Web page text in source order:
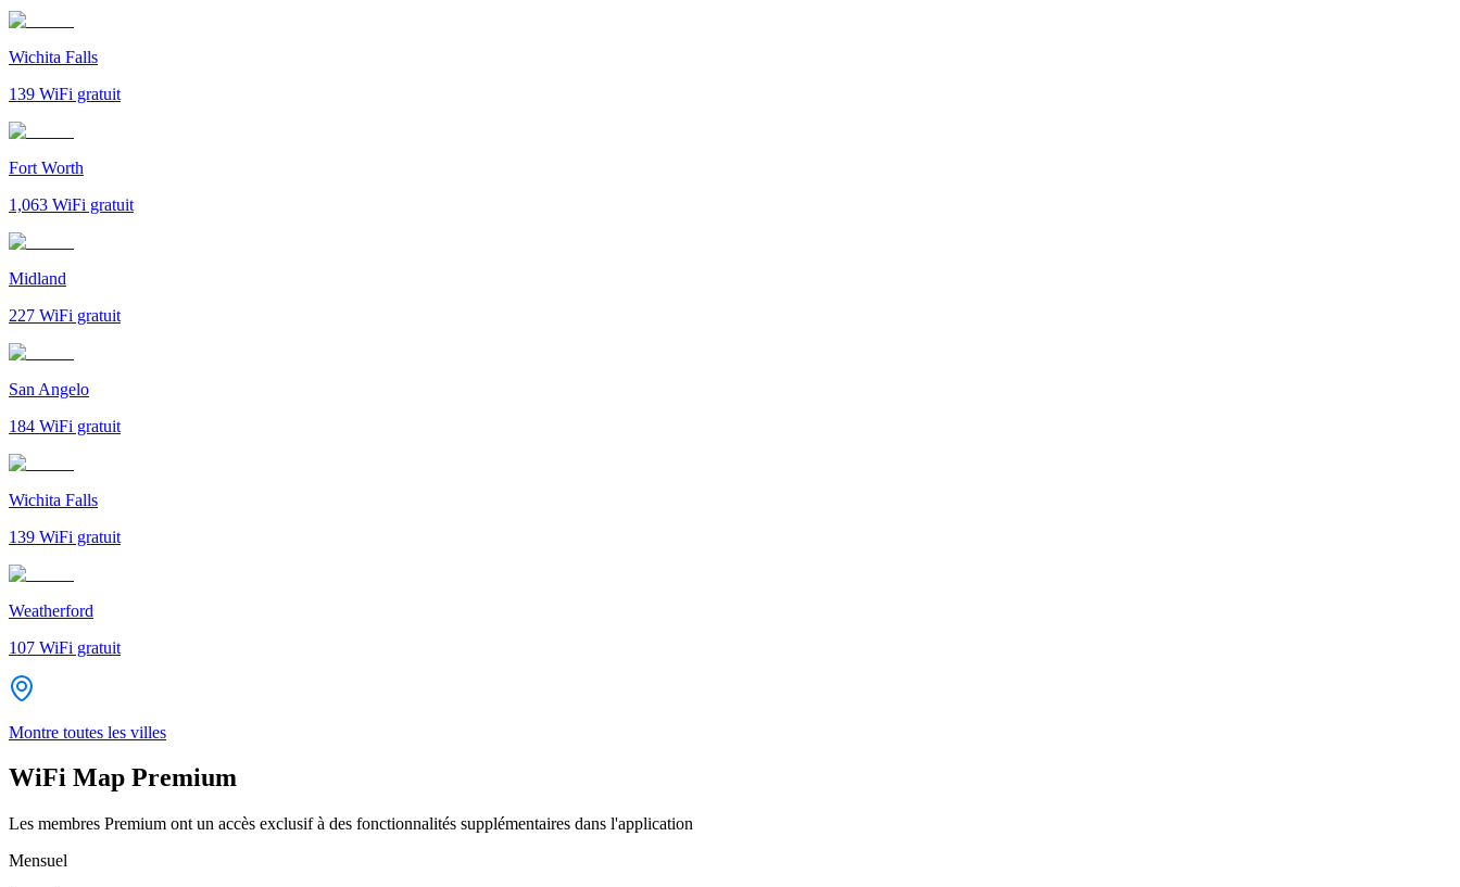
Wichita Falls
139 WiFi gratuit
Fort Worth
1,063 WiFi gratuit
Midland
227 WiFi gratuit
San Angelo
184 WiFi gratuit
Wichita Falls
139 WiFi gratuit
Weatherford
107 WiFi gratuit
Montre toutes les villes
WiFi Map Premium
Les membres Premium ont un accès exclusif à des fonctionnalités supplémentaires dans l'application
Mensuel